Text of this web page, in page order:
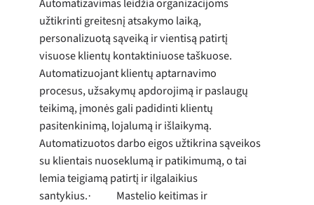
Automatizavimas leidžia organizacijoms
užtikrinti greitesnį atsakymo laiką,
personalizuotą sąveiką ir vientisą patirtį
visuose klientų kontaktiniuose taškuose.
Automatizuojant klientų aptarnavimo
procesus, užsakymų apdorojimą ir paslaugų
teikimą, įmonės gali padidinti klientų
pasitenkinimą, lojalumą ir išlaikymą.
Automatizuotos darbo eigos užtikrina sąveikos
su klientais nuoseklumą ir patikimumą, o tai
lemia teigiamą patirtį ir ilgalaikius
santykius.·
Mastelio keitimas ir